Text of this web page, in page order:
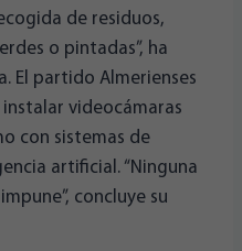
de residuos,
o pintadas”, ha
El partido Almerienses
videocámaras
con sistemas de
artificial. “Ninguna
concluye su